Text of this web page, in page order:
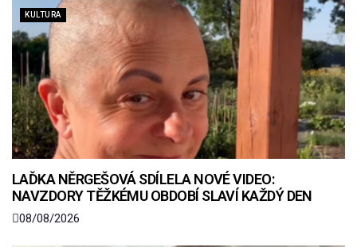
KULTURA
LAĎKA NĚRGEŠOVÁ SDÍLELA NOVÉ VIDEO:
NAVZDORY TĚŽKÉMU OBDOBÍ SLAVÍ KAŽDÝ DEN
08/08/2026